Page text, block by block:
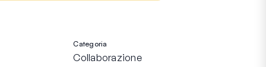
Categoria
Collaborazione